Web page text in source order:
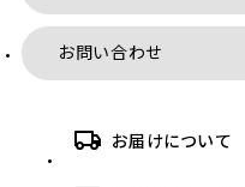
お問い合わせ
お届けについて